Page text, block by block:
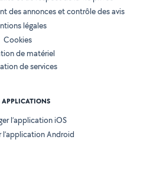
des annonces et contrôle des avis
légales
Cookies
de matériel
de services
APPLICATIONS
l’application iOS
l’application Android